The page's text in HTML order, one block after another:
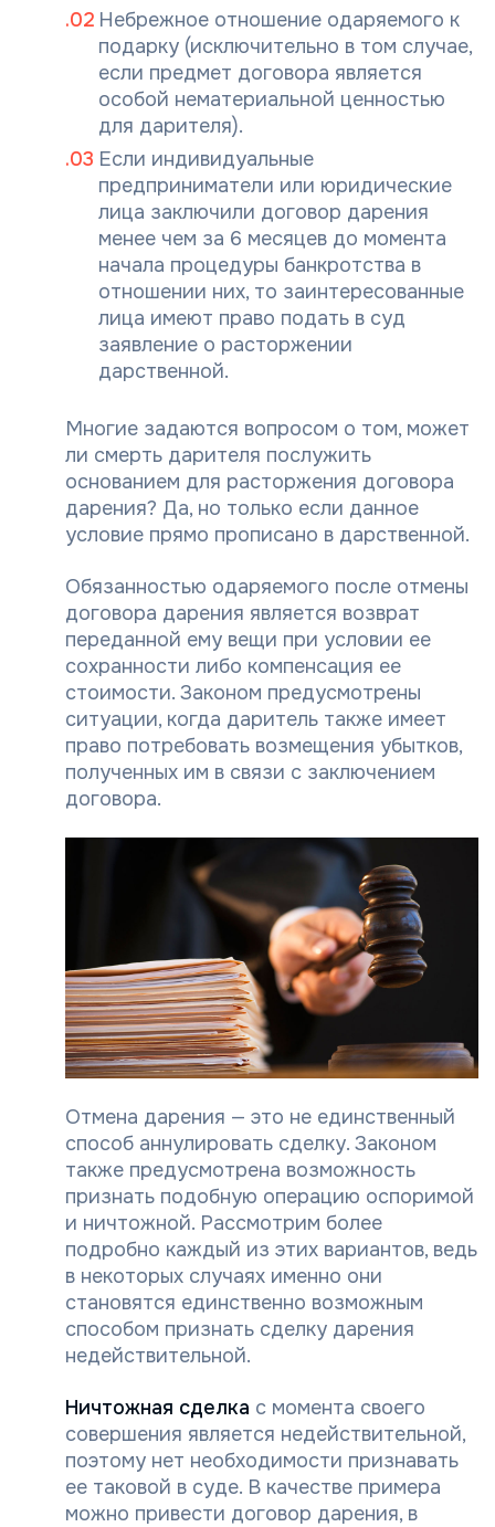
Небрежное отношение одаряемого к
подарку (исключительно в том случае,
если предмет договора является
особой нематериальной ценностью
для дарителя).
Если индивидуальные
предприниматели или юридические
лица заключили договор дарения
менее чем за 6 месяцев до момента
начала процедуры банкротства в
отношении них, то заинтересованные
лица имеют право подать в суд
заявление о расторжении
дарственной.
Многие задаются вопросом о том, может
ли смерть дарителя послужить
основанием для расторжения договора
дарения? Да, но только если данное
условие прямо прописано в дарственной.
Обязанностью одаряемого после отмены
договора дарения является возврат
переданной ему вещи при условии ее
сохранности либо компенсация ее
стоимости. Законом предусмотрены
ситуации, когда даритель также имеет
право потребовать возмещения убытков,
полученных им в связи с заключением
договора.
Отмена дарения — это не единственный
способ аннулировать сделку. Законом
также предусмотрена возможность
признать подобную операцию оспоримой
и ничтожной. Рассмотрим более
подробно каждый из этих вариантов, ведь
в некоторых случаях именно они
становятся единственно возможным
способом признать сделку дарения
недействительной.
Ничтожная сделка с момента своего
совершения является недействительной,
поэтому нет необходимости признавать
ее таковой в суде. В качестве примера
можно привести договор дарения, в